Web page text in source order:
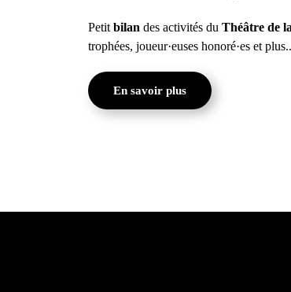
Petit bilan des activités du Théâtre de
trophées, joueur·euses honoré·es et
En savoir plus